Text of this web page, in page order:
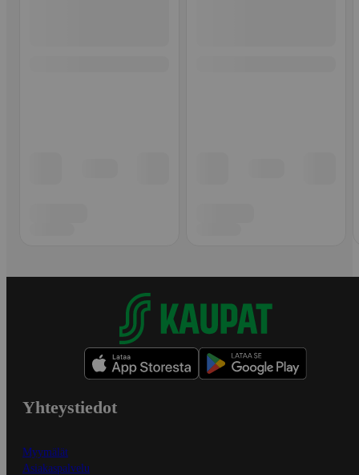
Yhteystiedot
Myymälät
Asiakaspalvelu